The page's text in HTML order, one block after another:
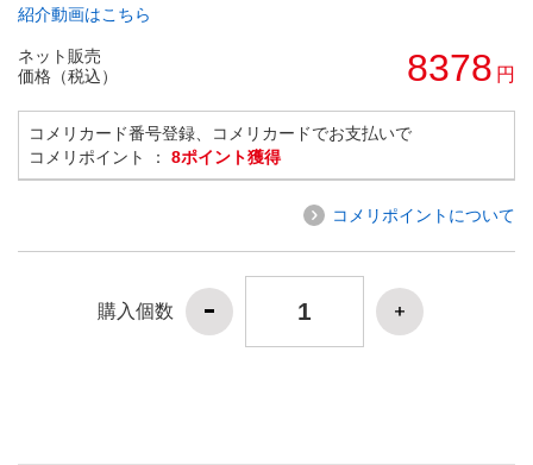
紹介動画はこちら
ネット販売
価格（税込）
8378 円
コメリカード番号登録、コメリカードでお支払いで
コメリポイント ： 8ポイント獲得
コメリポイントについて
購入個数